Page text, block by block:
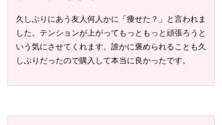
久しぶりにあう友人何人かに「痩せた？」と言われま
した。テンションが上がってもっともっと頑張ろうと
いう気にさせてくれます。誰かに褒められることも久
しぶりだったので購入して本当に良かったです。